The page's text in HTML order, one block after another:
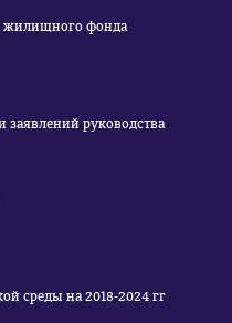
жилищного фонда
руководства
среды на 2018-2024 гг